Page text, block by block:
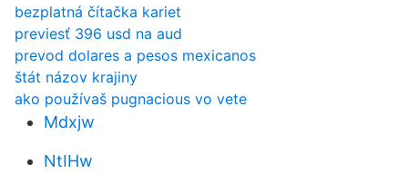
bezplatná čítačka kariet
previesť 396 usd na aud
prevod dolares a pesos mexicanos
štát názov krajiny
ako používaš pugnacious vo vete
Mdxjw
NtIHw